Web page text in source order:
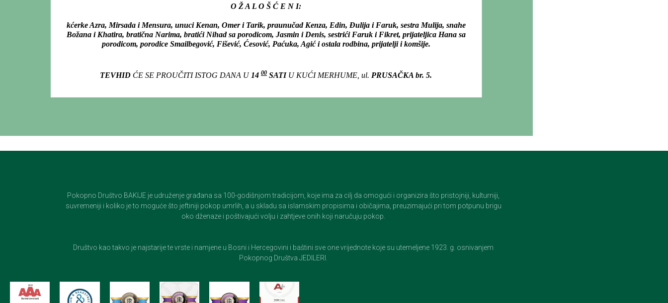
O Ž A L O Š Ć E N I:
kćerke Azra, Mirsada i Mensura, unuci Kenan, Omer i Tarik, praunučad Kenza, Edin, Đulija i Faruk, sestra Mulija, snahe
Božana i Khatira, bratična Narima, bratići Nihad sa porodicom, Jasmin i Denis, sestrići Faruk i Fikret, prijateljica Hana sa
porodicom, porodice Smailbegović, Fišević, Ćesović, Paćuka, Agić i ostala rodbina, prijatelji i komšije.
TEVHID ĆE SE PROUČITI ISTOG DANA U 14 00 SATIU KUĆI MERHUME, ul. PRUSAČKA br. 5.
Pokopno Društvo BAKIJE je udruženje građana sa 100-godišnjom tradicijom, koje ima za cilj da omogući i organizira što pristojniji, kulturniji,
suvremeniji i koliko je to moguće što jeftiniji pokop umrlih, a u skladu sa islamskim propisima i običajima, preuzimajući pri tom potpunu brigu
oko dženaze i poštivajući volju i zahtjeve onih koji naručuju pokop.
Društvo kao takvo je najstarije te vrste i namjene u Bosni i Hercegovini i baštini sve one vrijednote koje su utemeljene 1923. g. osnivanjem
Pokopnog Društva JEDILERI.